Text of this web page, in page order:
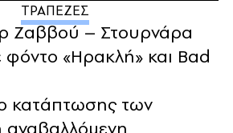
ΤΡΑΠΕΖΕΣ
Ζαββού – Στουρνάρα
«Ηρακλή» και Bad
κατάπτωσης των